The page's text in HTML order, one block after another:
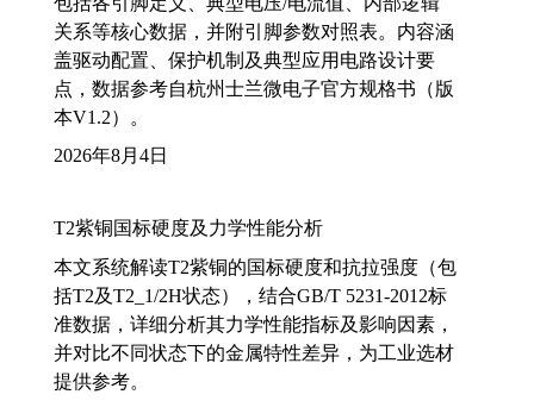
关系等核心数据，并附引脚参数对照表。内容涵
盖驱动配置、保护机制及典型应用电路设计要
点，数据参考自杭州士兰微电子官方规格书（版
本V1.2）。
2026年8月4日
T2紫铜国标硬度及力学性能分析
本文系统解读T2紫铜的国标硬度和抗拉强度（包
括T2及T2_1/2H状态），结合GB/T 5231-2012标
准数据，详细分析其力学性能指标及影响因素，
并对比不同状态下的金属特性差异，为工业选材
提供参考。